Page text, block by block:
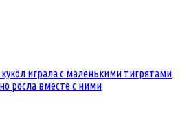
играла с маленькими тигрятами
росла вместе с ними